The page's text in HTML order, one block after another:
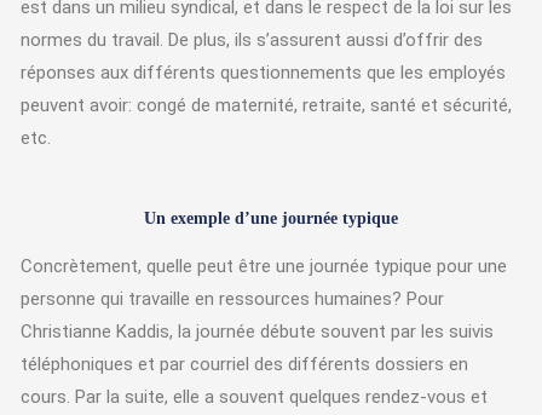
est dans un milieu syndical, et dans le respect de la loi sur les
normes du travail. De plus, ils s’assurent aussi d’offrir des
réponses aux différents questionnements que les employés
peuvent avoir: congé de maternité, retraite, santé et sécurité,
etc.
Un exemple d’une journée typique
Concrètement, quelle peut être une journée typique pour une
personne qui travaille en ressources humaines? Pour
Christianne Kaddis, la journée débute souvent par les suivis
téléphoniques et par courriel des différents dossiers en
cours. Par la suite, elle a souvent quelques rendez-vous et